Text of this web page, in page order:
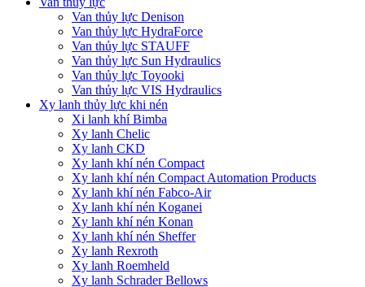
Van thủy lực Denison
Van thủy lực HydraForce
Van thủy lực STAUFF
Van thủy lực Sun Hydraulics
Van thủy lực Toyooki
Van thủy lực VIS Hydraulics
Xy lanh thủy lực khi nén
Xi lanh khí Bimba
Xy lanh Chelic
Xy lanh CKD
Xy lanh khí nén Compact
Xy lanh khí nén Compact Automation Products
Xy lanh khí nén Fabco-Air
Xy lanh khí nén Koganei
Xy lanh khí nén Konan
Xy lanh khí nén Sheffer
Xy lanh Rexroth
Xy lanh Roemheld
Xy lanh Schrader Bellows